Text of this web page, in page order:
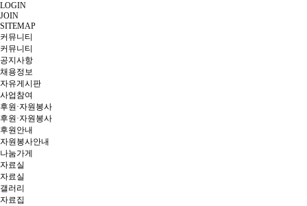
LOGIN
JOIN
SITEMAP
커뮤니티
커뮤니티
공지사항
채용정보
자유게시판
사업참여
후원·자원봉사
후원·자원봉사
후원안내
자원봉사안내
나눔가게
자료실
자료실
갤러리
자료집